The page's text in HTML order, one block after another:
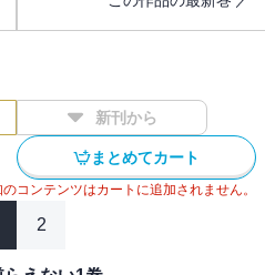
新刊から
まとめてカート
コンテンツはカートに追加されません。
2